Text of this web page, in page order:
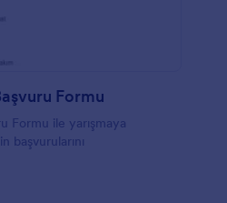
Formu
Formu ile yarışmaya
başvurularını